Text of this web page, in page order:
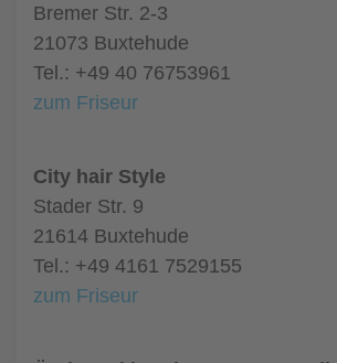
Bremer Str. 2-3
21073 Buxtehude
Tel.: +49 40 76753961
zum Friseur
City hair Style
Stader Str. 9
21614 Buxtehude
Tel.: +49 4161 7529155
zum Friseur